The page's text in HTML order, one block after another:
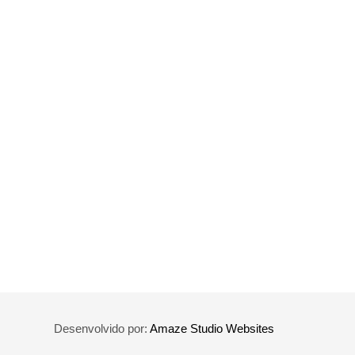
Desenvolvido por: Amaze Studio Websites